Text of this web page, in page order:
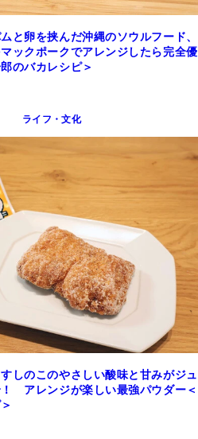
と卵を挟んだ沖縄のソウルフード、
ックポークでアレンジしたら完全優
のバカレシピ＞
ライフ・文化
しのこのやさしい酸味と甘みがジュ
アレンジが楽しい最強パウダー＜